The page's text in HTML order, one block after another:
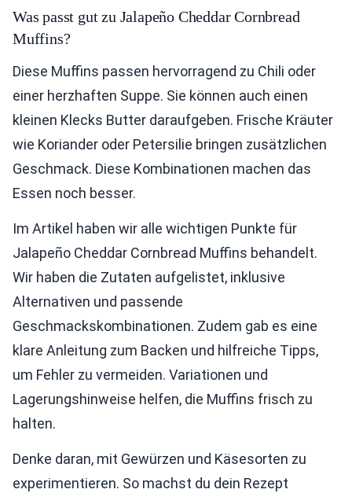
Was passt gut zu Jalapeño Cheddar Cornbread
Muffins?
Diese Muffins passen hervorragend zu Chili oder
einer herzhaften Suppe. Sie können auch einen
kleinen Klecks Butter daraufgeben. Frische Kräuter
wie Koriander oder Petersilie bringen zusätzlichen
Geschmack. Diese Kombinationen machen das
Essen noch besser.
Im Artikel haben wir alle wichtigen Punkte für
Jalapeño Cheddar Cornbread Muffins behandelt.
Wir haben die Zutaten aufgelistet, inklusive
Alternativen und passende
Geschmackskombinationen. Zudem gab es eine
klare Anleitung zum Backen und hilfreiche Tipps,
um Fehler zu vermeiden. Variationen und
Lagerungshinweise helfen, die Muffins frisch zu
halten.
Denke daran, mit Gewürzen und Käsesorten zu
experimentieren. So machst du dein Rezept